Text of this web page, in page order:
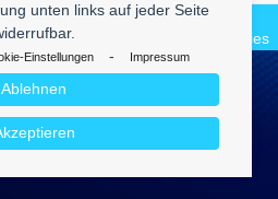
unten links auf jeder Seite
Einstellungen - Impressum
Ablehnen
- medienkompetenz
CuteBlog Cookies